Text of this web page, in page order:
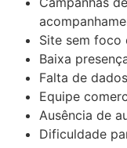
Site sem foco
Baixa
Falta de
Equipe
Ausência de
Dificuldade